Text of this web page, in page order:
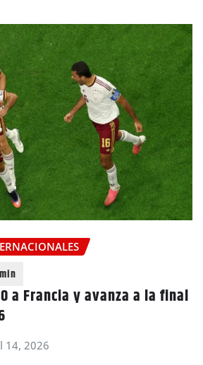
a Francia y avanza a la final
14, 2026